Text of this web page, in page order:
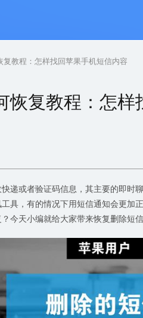
复教程：怎样找回苹果手机短信内容
恢复教程：怎
递或者验证码信息，其主要的即时
具，有的情况下用短信通知会更加
今天小编就给大家带来恢复删除短